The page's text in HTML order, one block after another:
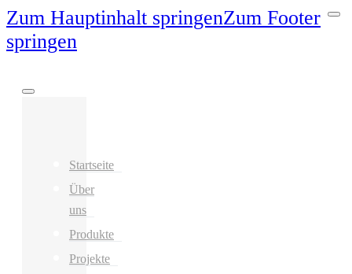
Zum Hauptinhalt springenZum Footer
springen
Startseite
Über
uns
Produkte
Projekte